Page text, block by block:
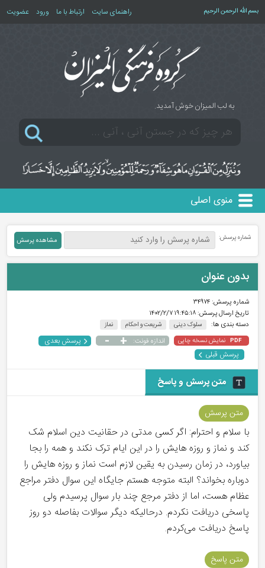
بسم الله الرحمن الرحیم راهنمای سایت ارتباط با ما ورود عضویت
به لب المیزان خوش آمدید.
منوی اصلی
شماره پرسش:
بدون عنوان
شماره پرسش:۳۴۹۷۴
تاریخ ارسال پرسش:۱۹:۴۵:۱۸ ۱۴۰۲/۲/۷
دسته بندی ها:
سلوک دینی شریعت و احکام نماز
PDF نمایش نسخه چاپی اندازه فونت: +
-
پرسش بعدی
پرسش قبلی
متن پرسش و پاسخ
متن پرسش
با سلام و احترام: اگر کسی مدتی در حقانیت دین اسلام شک
کند و نماز و روزه هایش را در این ایام ترک نکند و همه را بجا
بیاورد، در زمان رسیدن به یقین لازم است نماز و روزه هایش را
دوباره بخواند؟ البته متوجه هستم جایگاه این سوال دفتر مراجع
عظام هست، اما از دفتر مرجع چند بار سوال پرسیدم ولی
پاسخی دریافت نکردم. درحالیکه دیگر سوالات بفاصله دو روز
پاسخ دریافت می‌کردم.
متن پاسخ